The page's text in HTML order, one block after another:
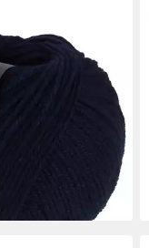
Häkelwolle,
aus
50 g
bei dir